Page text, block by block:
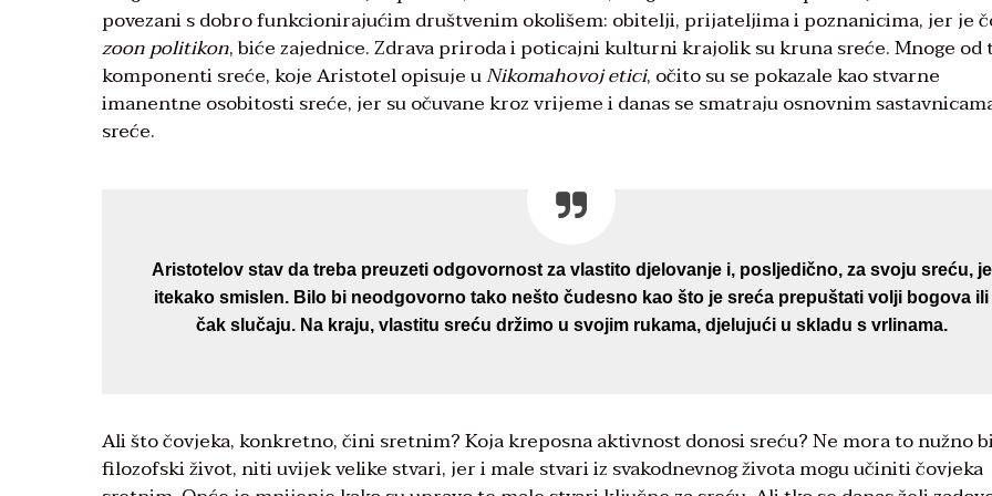
povezani s dobro funkcionirajućim društvenim okolišem: obitelji, prijateljima i poznanicima, jer je
zoon politikon, biće zajednice. Zdrava priroda i poticajni kulturni krajolik su kruna sreće. Mnoge od
komponenti sreće, koje Aristotel opisuje uNikomahovoj etici, očito su se pokazale kao stvarne
imanentne osobitosti sreće, jer su očuvane kroz vrijeme i danas se smatraju osnovnim
sreće.
Aristotelov stav da treba preuzeti odgovornost za vlastito djelovanje i, posljedično, za svoju sreću, je
itekako smislen. Bilo bi neodgovorno tako nešto čudesno kao što je sreća prepuštati volji bogova ili
čak slučaju. Na kraju, vlastitu sreću držimo u svojim rukama, djelujući u skladu s vrlinama.
Ali što čovjeka, konkretno, čini sretnim? Koja kreposna aktivnost donosi sreću? Ne mora to nužno
filozofski život, niti uvijek velike stvari, jer i male stvari iz svakodnevnog života mogu učiniti čovjeka